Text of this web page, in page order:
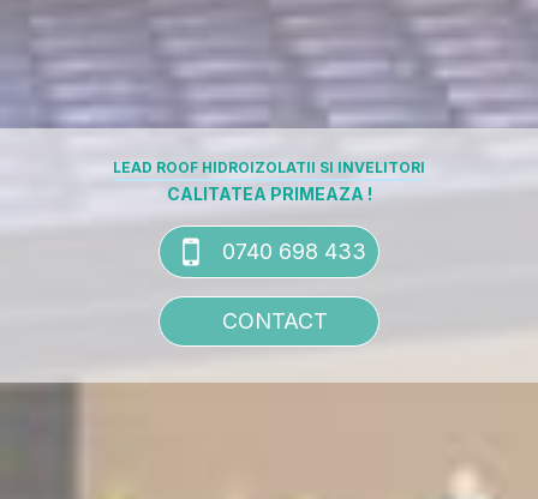
LEAD ROOF HIDROIZOLATII SI INVELITORI
CALITATEA PRIMEAZA !
0740 698 433
CONTACT